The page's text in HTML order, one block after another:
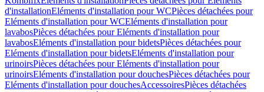
d'installationEléments d'installation pour WCPièces détachées pour
Eléments d'installation pour WCEléments d'installation pour
lavabosPièces détachées pour Eléments d'installation pour
lavabosEléments d'installation pour bidetsPièces détachées pour
Eléments d'installation pour bidetsEléments d'installation pour
urinoirsPièces détachées pour Eléments d'installation pour
urinoirsEléments d'installation pour douchesPièces détachées pour
Eléments d'installation pour douchesAccessoiresPièces détachées